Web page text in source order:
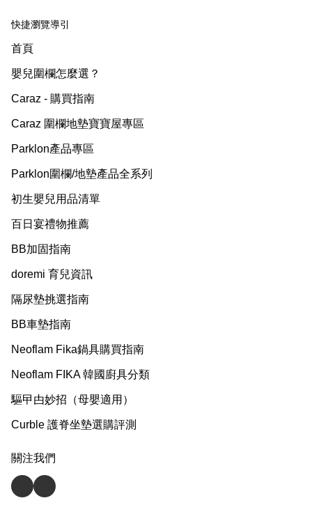
快捷瀏覽導引
首頁
嬰兒圍欄怎麼選？
Caraz - 購買指南
Caraz 圍欄地墊寶寶屋專區
Parklon產品專區
Parklon圍欄/地墊產品全系列
初生嬰兒用品清單
百日宴禮物推薦
BB加固指南
doremi 育兒資訊
隔尿墊挑選指南
BB車墊指南
Neoflam Fika鍋具購買指南
Neoflam FIKA 韓國廚具分類
驅曱甴妙招（母嬰適用）
Curble 護脊坐墊選購評測
關注我們